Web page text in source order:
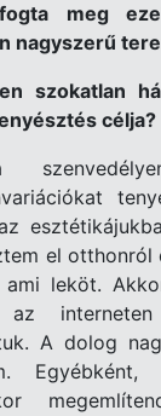
meg
nagyszerű
szokatlan
célja?
el otthonról
leköt.
A dolog
Egyébként,